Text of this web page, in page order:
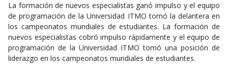
La formación de nuevos especialistas ganó impulso y el equipo
de programación de la Universidad ITMO tomó la delantera en
los campeonatos mundiales de estudiantes. La formación de
nuevos especialistas cobró impulso rápidamente y el equipo de
programación de la Universidad ITMO tomó una posición de
liderazgo en los campeonatos mundiales de estudiantes.